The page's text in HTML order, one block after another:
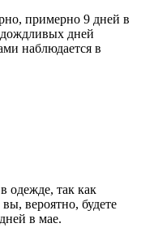
примерно 9 дней в
дождливых дней
наблюдается в
одежде, так как
вы, вероятно, будете
в мае.